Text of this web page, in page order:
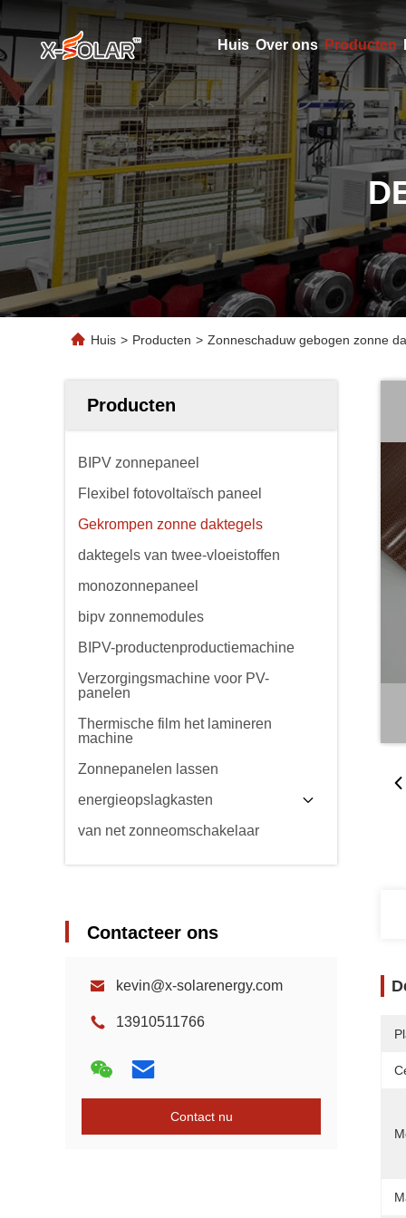
Huis Over ons Producten
Huis > Producten > Zonneschaduw gebogen zonne
Producten
BIPV zonnepaneel
Flexibel fotovoltaïsch paneel
Gekrompen zonne daktegels
daktegels van twee-vloeistoffen
monozonnepaneel
bipv zonnemodules
BIPV-productenproductiemachine
Verzorgingsmachine voor PV-
panelen
Thermische film het lamineren
machine
Zonnepanelen lassen
energieopslagkasten
van net zonneomschakelaar
Contacteer ons
kevin@x-solarenergy.com
13910511766
Contact nu